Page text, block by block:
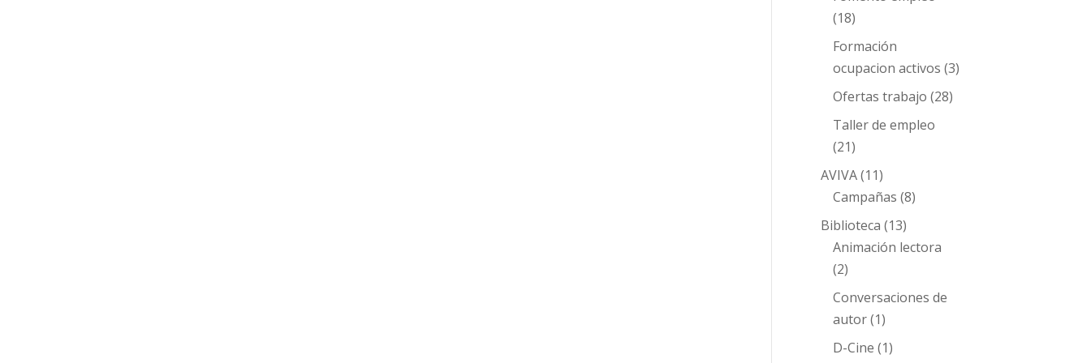
(18)
Formación
ocupacion activos (3)
Ofertas trabajo (28)
Taller de empleo
(21)
AVIVA(11)
Campañas (8)
Biblioteca (13)
Animación lectora
(2)
Conversaciones de
autor(1)
D-Cine (1)